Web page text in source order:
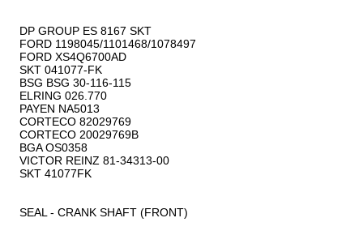
DP GROUP ES 8167 SKT
FORD 1198045/1101468/1078497
FORD XS4Q6700AD
SKT 041077-FK
BSG BSG 30-116-115
ELRING 026.770
PAYEN NA5013
CORTECO 82029769
CORTECO 20029769B
BGA OS0358
VICTOR REINZ 81-34313-00
SKT 41077FK
SEAL - CRANK SHAFT (FRONT)